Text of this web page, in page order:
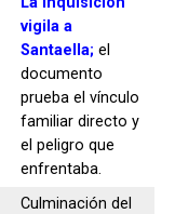
vigila a
Santaella; el
documento
prueba el vínculo
familiar directo y
el peligro que
enfrentaba.
Culminación del